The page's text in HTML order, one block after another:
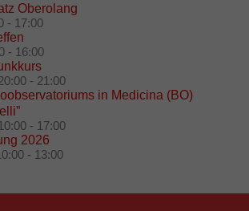
Oberolang
- 17:00
- 16:00
- 21:00
in Medicina (BO)
- 17:00
2026
- 13:00